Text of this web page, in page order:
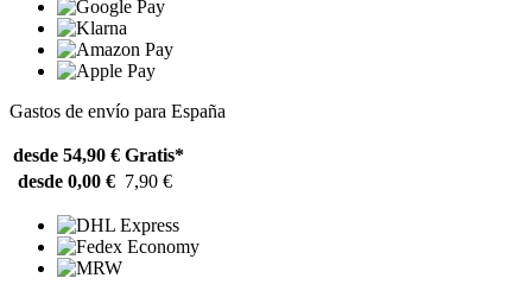
Gastos de envío para España
desde 54,90 € Gratis*
desde 0,00 € 7,90 €